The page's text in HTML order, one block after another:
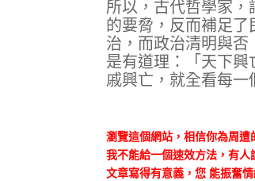
所以，古代哲學家
的要脅，反而補足
治，而政治清明與
是有道理：「天下
戚興亡，就全看每一
瀏覽這個網站，相信你為周
我不能給一個速效方法，有
文章寫得有意義，您 能振奮